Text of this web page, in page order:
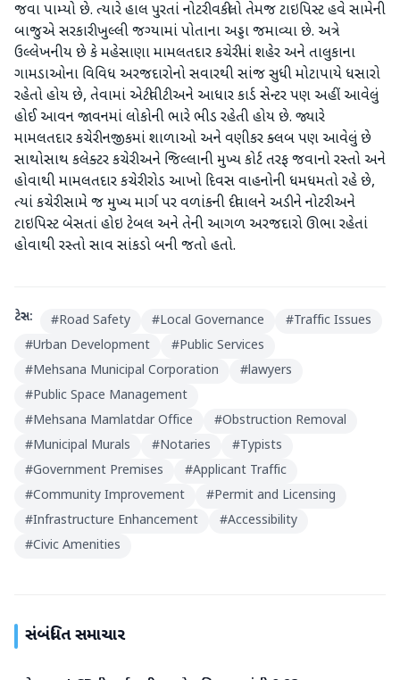
જવા પામ્યો છે. ત્યારે હાલ પુરતાં નોટરી વકીલો તેમજ ટાઇપિસ્ટ હવે સામેની
બાજુએ સરકારી ખુલ્લી જગ્યામાં પોતાના અડ્ડા જમાવ્યા છે. અત્રે
ઉલ્લેખનીય છે કે મહેસાણા મામલતદાર કચેરીમાં શહેર અને તાલુકાના
ગામડાઓના વિવિધ અરજદારોનો સવારથી સાંજ સુધી મોટાપાયે ધસારો
રહેતો હોય છે, તેવામાં એટીવીટી અને આધાર કાર્ડ સેન્ટર પણ અહીં આવેલું
હોઈ આવન જાવનમાં લોકોની ભારે ભીડ રહેતી હોય છે. જ્યારે
મામલતદાર કચેરી નજીકમાં શાળાઓ અને વણીકર ક્લબ પણ આવેલું છે
સાથોસાથ કલેક્ટર કચેરી અને જિલ્લાની મુખ્ય કોર્ટ તરફ જવાનો રસ્તો અને
હોવાથી મામલતદાર કચેરી રોડ આખો દિવસ વાહનોની ધમધમતો રહે છે,
ત્યાં કચેરી સામે જ મુખ્ય માર્ગ પર વળાંકની દીવાલને અડીને નોટરી અને
ટાઇપિસ્ટ બેસતાં હોઇ ટેબલ અને તેની આગળ અરજદારો ઊભા રહેતાં
હોવાથી રસ્તો સાવ સાંકડો બની જતો હતો.
ટેગ્સ: #Road Safety #Local Governance #Traffic Issues
#Urban Development #Public Services
#Mehsana Municipal Corporation #lawyers
#Public Space Management
#Mehsana Mamlatdar Office #Obstruction Removal
#Municipal Murals #Notaries #Typists
#Government Premises #Applicant Traffic
#Community Improvement #Permit and Licensing
#Infrastructure Enhancement #Accessibility
#Civic Amenities
સંબંધિત સમાચાર